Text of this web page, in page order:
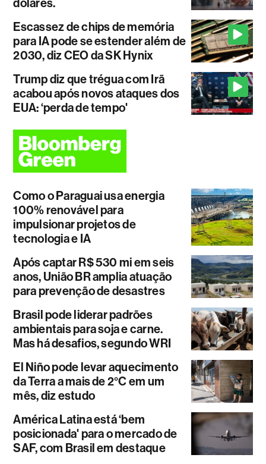
dólares.
Escassez de chips de memória
para IA pode se estender além de
2030, diz CEO da SK Hynix
Trump diz que trégua com Irã
acabou após novos ataques dos
EUA: ‘perda de tempo'
Como o Paraguai usa energia
100% renovável para
impulsionar projetos de
tecnologia e IA
Após captar R$ 530 mi em seis
anos, União BR amplia atuação
para prevenção de desastres
Brasil pode liderar padrões
ambientais para soja e carne.
Mas há desafios, segundo WRI
El Niño pode levar aquecimento
da Terra a mais de 2°C em um
mês, diz estudo
América Latina está ‘bem
posicionada' para o mercado de
SAF, com Brasil em destaque